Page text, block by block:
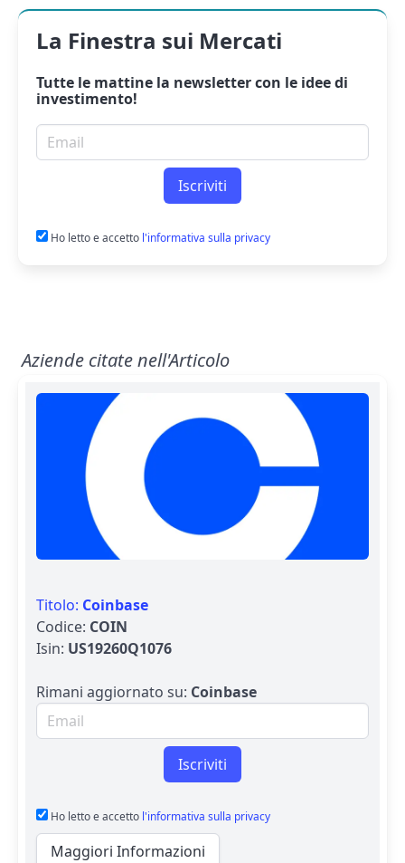
La Finestra sui Mercati
Tutte le mattine la newslettercon le idee di
investimento!
Email per newsletter
Iscriviti
Ho letto e accetto l'informativa sulla privacy
Aziende citate nell'Articolo
Titolo: Coinbase
Codice: COIN
Isin: US19260Q1076
Rimani aggiornato su: Coinbase
Email per newsletter
Iscriviti
Ho letto e accetto l'informativa sulla privacy
Maggiori Informazioni